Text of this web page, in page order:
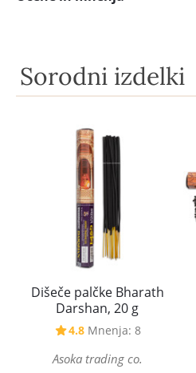
Sorodni izdelki
Dišeče palčke Bharath
Darshan, 20 g
4.8 Mnenja: 8
Asoka trading co.